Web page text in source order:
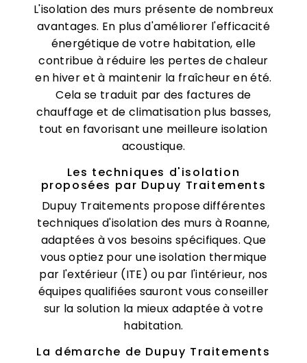
L'isolation des murs présente de nombreux
avantages. En plus d'améliorer l'efficacité
énergétique de votre habitation, elle
contribue à réduire les pertes de chaleur
en hiver et à maintenir la fraîcheur en été.
Cela se traduit par des factures de
chauffage et de climatisation plus basses,
tout en favorisant une meilleure isolation
acoustique.
Les techniques d'isolation
proposées par Dupuy Traitements
Dupuy Traitements propose différentes
techniques d'isolation des murs à Roanne,
adaptées à vos besoins spécifiques. Que
vous optiez pour une isolation thermique
par l'extérieur (ITE) ou par l'intérieur, nos
équipes qualifiées sauront vous conseiller
sur la solution la mieux adaptée à votre
habitation.
La démarche de Dupuy Traitements